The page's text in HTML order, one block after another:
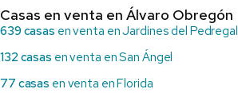
Casas en venta en Álvaro Obregón
639 casas en venta en Jardines del Pedregal
132 casas en venta en San Ángel
77 casas en venta en Florida